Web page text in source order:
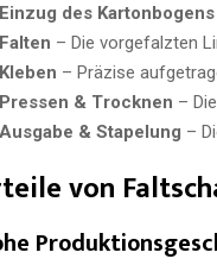
Einzug des Kartonbogens
Falten – Die vorgefalzten
Kleben – Präzise
Pressen & Trocknen –
Ausgabe & Stapelung –
von